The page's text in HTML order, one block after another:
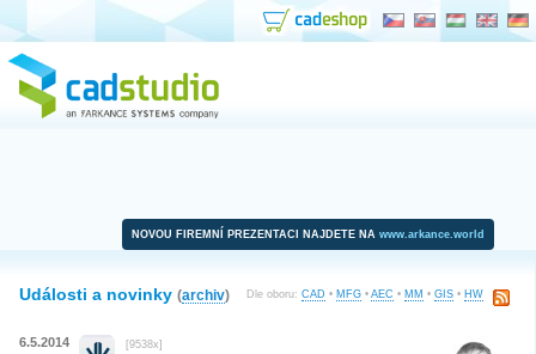
NOVOU FIREMNÍ PREZENTACI NAJDETE NA www.arkance.world
Dle oboru: CAD • MFG • AEC • MM • GIS • HW
Události a novinky (archiv)
6.5.2014 [9538x]